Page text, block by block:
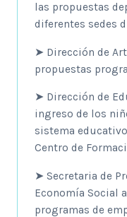
las propuestas
diferentes sedes
➤ Dirección de
propuestas
➤ Dirección de
ingreso de los
sistema
Centro de
➤ Secretaria de
Economía Social
programas de